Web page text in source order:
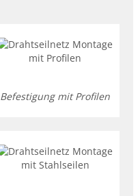
Befestigung mit Profilen